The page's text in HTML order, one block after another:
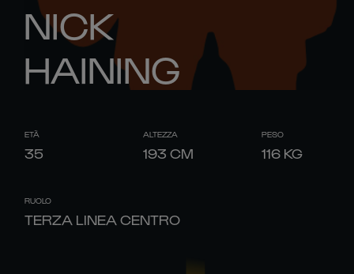
NICK
HAINING
ETÀ
35
ALTEZZA
193 CM
PESO
116 KG
RUOLO
TERZA LINEA CENTRO